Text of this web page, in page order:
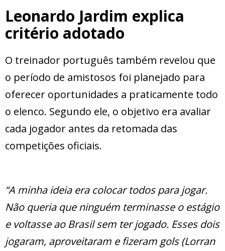
Leonardo Jardim explica
critério adotado
O treinador português também revelou que
o período de amistosos foi planejado para
oferecer oportunidades a praticamente todo
o elenco. Segundo ele, o objetivo era avaliar
cada jogador antes da retomada das
competições oficiais.
“A minha ideia era colocar todos para jogar.
Não queria que ninguém terminasse o estágio
e voltasse ao Brasil sem ter jogado. Esses dois
jogaram, aproveitaram e fizeram gols (Lorran